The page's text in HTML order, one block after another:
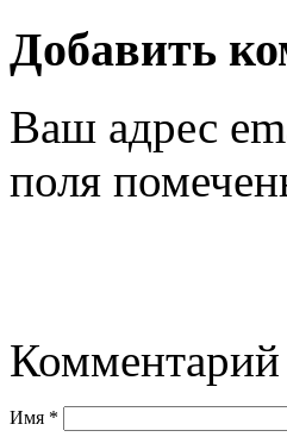
Добавить
Ваш адрес
поля
Комментарий
Имя *